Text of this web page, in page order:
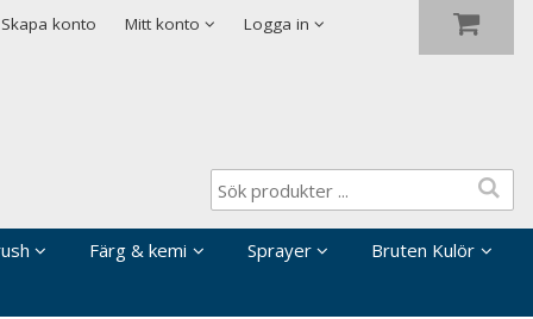
Skapa konto Mitt konto Logga in
Färg & kemi Sprayer
Bruten Kulör